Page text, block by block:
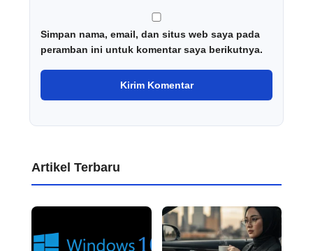
Simpan nama, email, dan situs web saya pada
peramban ini untuk komentar saya berikutnya.
Artikel Terbaru